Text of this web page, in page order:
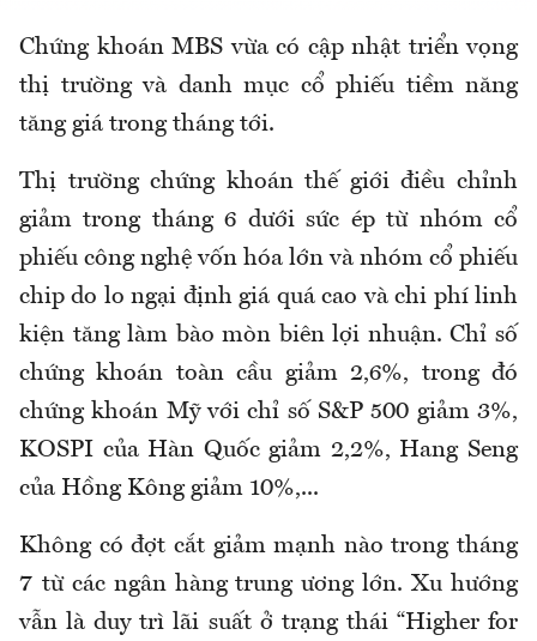
Chứng khoán MBS vừa có cập nhật triển vọng
thị trường và danh mục cổ phiếu tiềm năng
tăng giá trong tháng tới.
Thị trường chứng khoán thế giới điều chỉnh
giảm trong tháng 6 dưới sức ép từ nhóm cổ
phiếu công nghệ vốn hóa lớn và nhóm cổ phiếu
chip do lo ngại định giá quá cao và chi phí linh
kiện tăng làm bào mòn biên lợi nhuận. Chỉ số
chứng khoán toàn cầu giảm 2,6%, trong đó
chứng khoán Mỹ với chỉ số S&P 500 giảm 3%,
KOSPI của Hàn Quốc giảm 2,2%, Hang Seng
của Hồng Kông giảm 10%,...
Không có đợt cắt giảm mạnh nào trong tháng
7 từ các ngân hàng trung ương lớn. Xu hướng
vẫn là duy trì lãi suất ở trạng thái “Higher for